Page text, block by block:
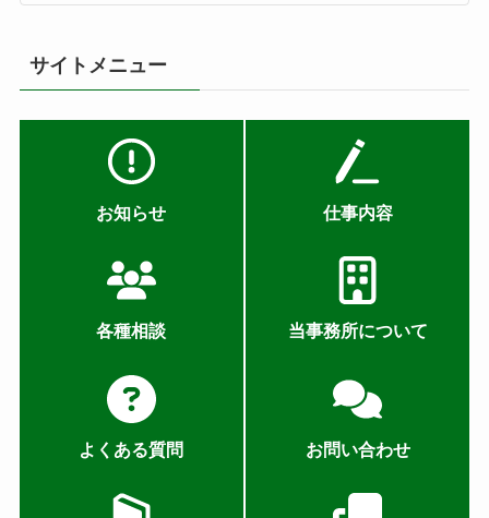
サイトメニュー
お知らせ 仕事内容
各種相談 当事務所について
よくある質問 お問い合わせ